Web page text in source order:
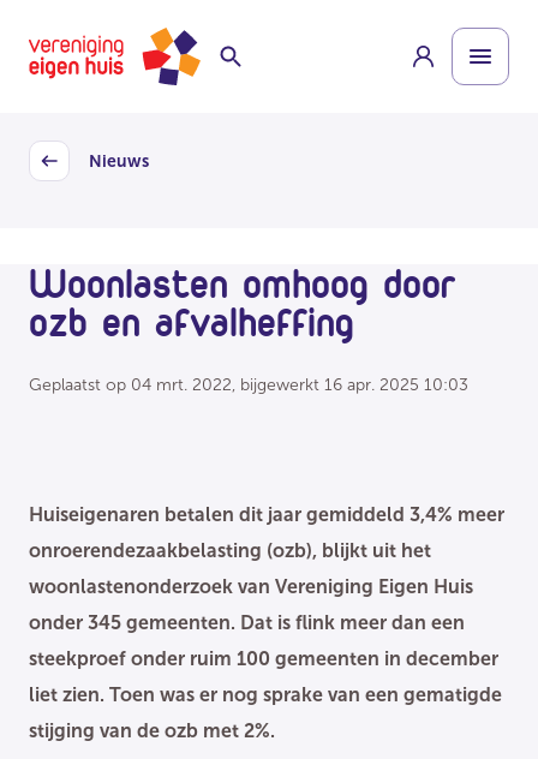
naar
hoofdinhoud
Homepage
Back
Nieuws
Woonlasten omhoog door
ozb en afvalheffing
Geplaatst op 04 mrt. 2022, bijgewerkt 16 apr. 2025 10:03
Huiseigenaren betalen dit jaar gemiddeld 3,4% meer
onroerendezaakbelasting (ozb), blijkt uit het
woonlastenonderzoek van Vereniging Eigen Huis
onder 345 gemeenten. Dat is flink meer dan een
steekproef onder ruim 100 gemeenten in december
liet zien. Toen was er nog sprake van een gematigde
stijging van de ozb met 2%.